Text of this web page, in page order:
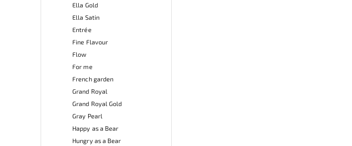
Ella Gold
Ella Satin
Entrée
Fine Flavour
Flow
For me
French garden
Grand Royal
Grand Royal Gold
Gray Pearl
Happy as a Bear
Hungry as a Bear